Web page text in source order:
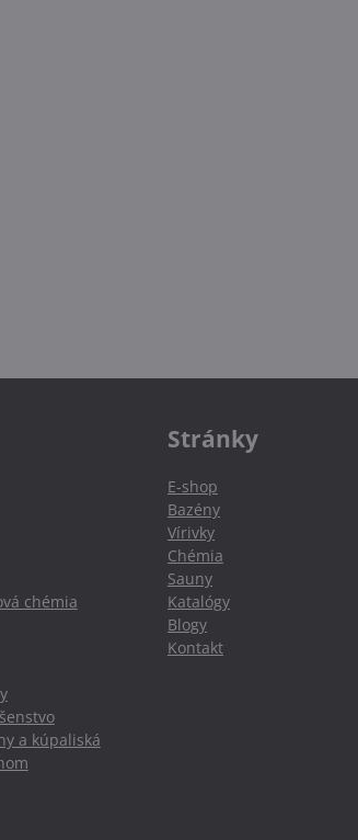
chémia
a kúpaliská
Stránky
E-shop
Bazény
Vírivky
Chémia
Sauny
Katalógy
Blogy
Kontakt